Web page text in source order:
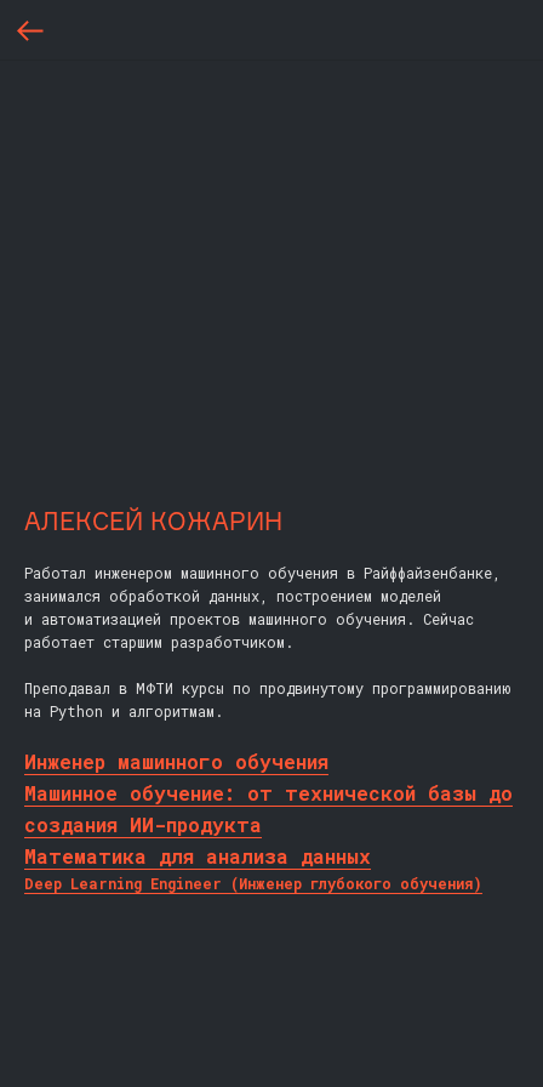
АЛЕКСЕЙ КОЖАРИН
Работал инженером машинного обучения в Райффайзенбанке,
занимался обработкой данных, построением моделей
и автоматизацией проектов машинного обучения. Сейчас
работает старшим разработчиком.
Преподавал в МФТИ курсы по продвинутому программированию
на Python и алгоритмам.
Инженер машинного обучения
Машинное обучение: от технической базы до
создания ИИ-продукта
Математика для анализа данных
Deep Learning Engineer (Инженер глубокого обучения)